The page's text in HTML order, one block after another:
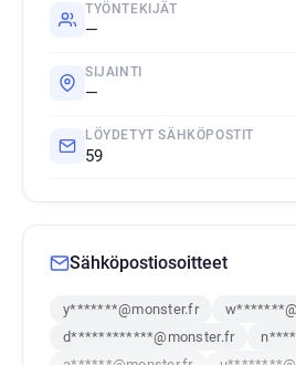
TYÖNTEKIJÄT
—
SIJAINTI
—
LÖYDETYT SÄHKÖPOSTIT
59
Sähköpostiosoitteet
y*******@monster.fr
d************@monster.fr